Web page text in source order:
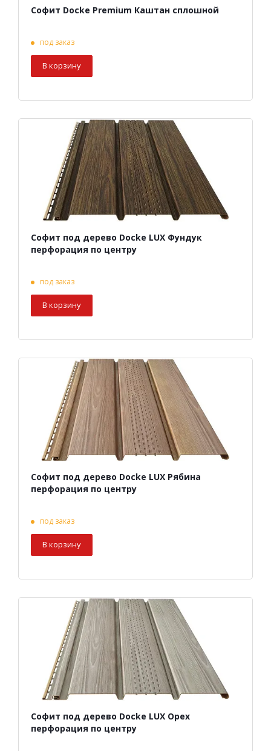
Софит Docke Premium Каштан сплошной
под заказ
В корзину
Софит под дерево Docke LUX Фундук
перфорация по центру
под заказ
В корзину
Софит под дерево Docke LUX Рябина
перфорация по центру
под заказ
В корзину
Софит под дерево Docke LUX Орех
перфорация по центру